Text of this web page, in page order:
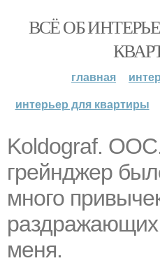
ВСЁ ОБ
главная
интерьер для квартиры
Koldograf.
грейнджер
много
раздражающих
меня.